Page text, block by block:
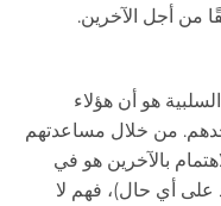
من أجل الآخرين.
هو أن هؤلاء
من خلال مساعدتهم
بالآخرين هو في
على أي حال)، فهم لا